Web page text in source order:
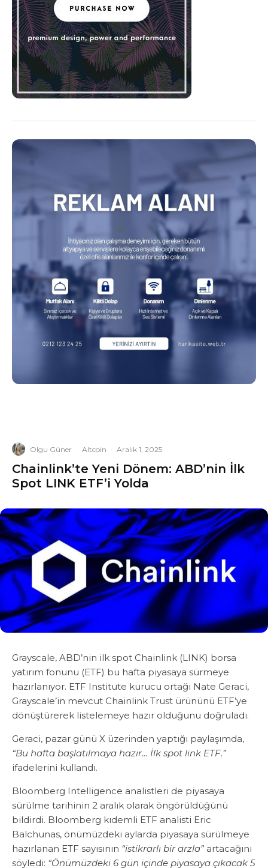
Olgu Güner · Altcoin · Aralık 1, 2025
Chainlink’te Yeni Dönem: ABD’nin İlk
Spot LINK ETF’i Yolda
Grayscale, ABD’nin ilk spot Chainlink (LINK) borsa
yatırım fonunu (ETF) bu hafta piyasaya sürmeye
hazırlanıyor. ETF Institute kurucu ortağı Nate Geraci,
Grayscale’in mevcut Chainlink Trust ürününü ETF’ye
dönüştürerek listelemeye hazır olduğunu doğruladı.
Geraci, pazar günü X üzerinden yaptığı paylaşımda,
“Bu hafta başlatılmaya hazır… İlk spot link ETF.”
ifadelerini kullandı.
Bloomberg Intelligence analistleri de piyasaya
sürülme tarihinin 2 aralık olarak öngörüldüğünü
bildirdi. Bloomberg kıdemli ETF analisti Eric
Balchunas, önümüzdeki aylarda piyasaya sürülmeye
hazırlanan ETF sayısının “istikrarlı bir arzla” artacağını
söyledi: “Önümüzdeki 6 gün içinde piyasaya çıkacak 5